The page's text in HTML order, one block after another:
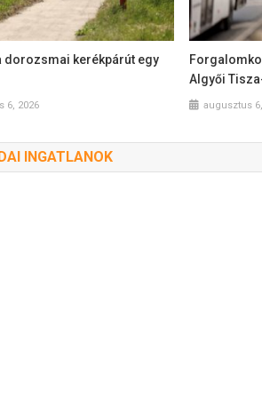
dorozsmai kerékpárút egy
6, 2026
Algyői
augusztus
INGATLANOK